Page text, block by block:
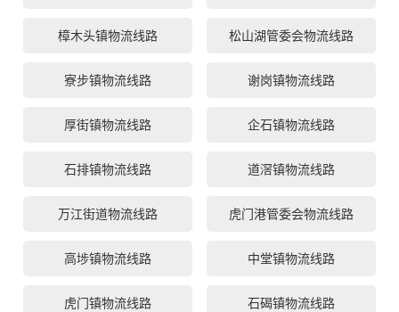
樟木头镇物流线路 松山湖管委会物流线路
寮步镇物流线路 谢岗镇物流线路
厚街镇物流线路 企石镇物流线路
石排镇物流线路 道滘镇物流线路
万江街道物流线路 虎门港管委会物流线路
高埗镇物流线路 中堂镇物流线路
虎门镇物流线路 石碣镇物流线路